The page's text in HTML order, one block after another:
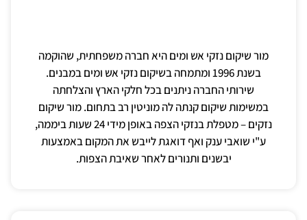
מור שיקום נזקי אש ומים היא חברה משפחתית, שהוקמה
בשנת 1996 ומתמחה בשיקום נזקי אש ומים במבנים.
שירותי החברה ניתנים בכל חלקי הארץ והצלחתה
במשימות שיקום קנתה לה מוניטין רב בתחום. מור שיקום
נזקים – מטפלת בנזקי הצפה באופן מידי 24 שעות ביממה,
ע"י שואבי ענק ואף דואגת לייבש את המקום באמצעות
יבשנים ותנורים לאחר שאיבת הצפות.